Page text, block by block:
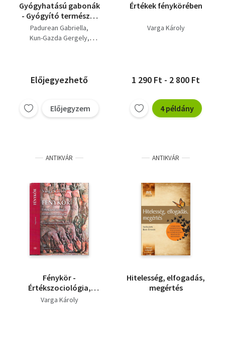
Gyógyhatású gabonák
- Gyógyító természet
6.
Padurean Gabriella
Kun-Gazda Gergely
Előjegyezhető
Előjegyzem
Értékek fénykörében
Varga Károly
1 290 Ft - 2 800 Ft
4 példány
ANTIKVÁR
Fénykör -
Értékszociológia,
nemzetstratégia
Varga Károly
ANTIKVÁR
Hitelesség, elfogadás,
megértés